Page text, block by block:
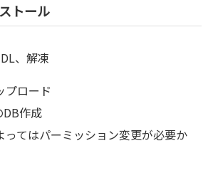
トール
、解凍
プロード
DB作成
てはパーミッション変更が必要か